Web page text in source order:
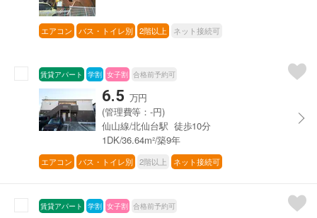
エアコン バス・トイレ別 2階以上 ネット接続可
賃貸アパート 学割 女子割 合格前予約可
6.5 万円
(管理費等：-円)
仙山線/北仙台駅 徒歩10分
1DK/36.64m²/築9年
エアコン バス・トイレ別 2階以上 ネット接続可
賃貸アパート 学割 女子割 合格前予約可